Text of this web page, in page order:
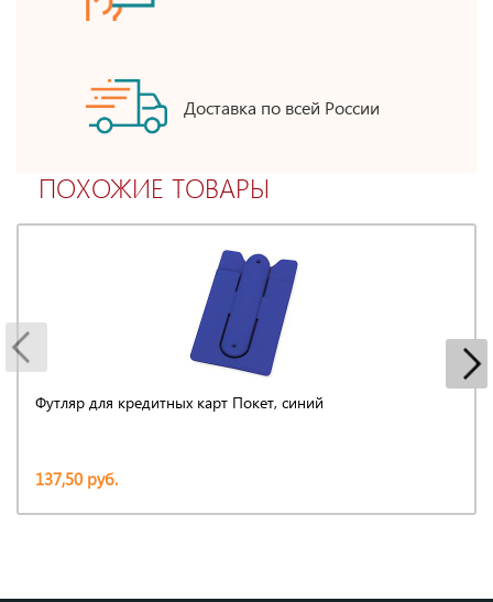
Доставка по всей России
ПОХОЖИЕ ТОВАРЫ
Футляр для кредитных карт Покет, синий
137,50 руб.